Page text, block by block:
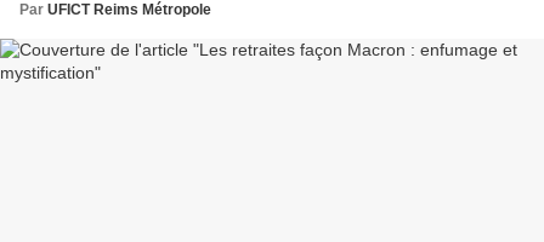
Par UFICT Reims Métropole